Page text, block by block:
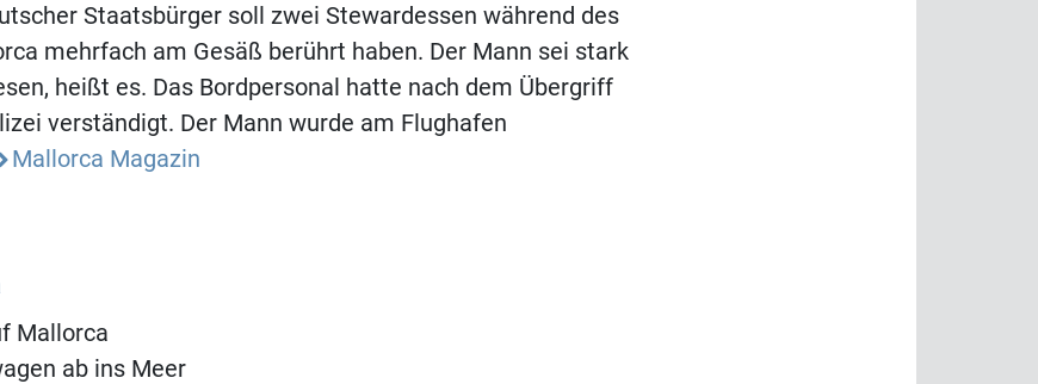
Staatsbürger soll zwei Stewardessen während des
mehrfach am Gesäß berührt haben. Der Mann sei stark
heißt es. Das Bordpersonal hatte nach dem Übergriff
verständigt. Der Mann wurde am Flughafen
Mallorca Magazin
Mallorca
ab ins Meer